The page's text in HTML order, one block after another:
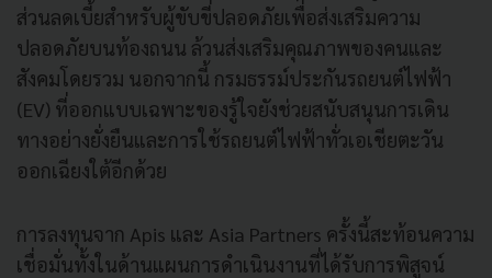
ส่วนลดเบี้ยสำหรับผู้ขับขี่ปลอดภัยเพื่อส่งเสริมความ
ปลอดภัยบนท้องถนน ล้วนส่งเสริมคุณภาพของคนและ
สังคมโดยรวม นอกจากนี้ กรมธรรม์ประกันรถยนต์ไฟฟ้า
(EV) ที่ออกแบบเฉพาะของรู้ใจยังช่วยสนับสนุนการเดิน
ทางอย่างยั่งยืนและการใช้รถยนต์ไฟฟ้าทั่วเอเชียตะวัน
ออกเฉียงใต้อีกด้วย
การลงทุนจาก Apis และ Asia Partners ครั้งนี้สะท้อนความ
เชื่อมั่นทั้งในด้านแผนการดำเนินงานที่ได้รับการพิสูจน์